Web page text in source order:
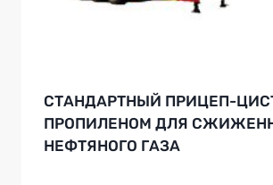
СТАНДАРТНЫЙ ПРИЦЕП-
ПРОПИЛЕНОМ ДЛЯ
НЕФТЯНОГО ГАЗА